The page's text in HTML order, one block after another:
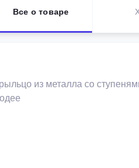
Все о товаре